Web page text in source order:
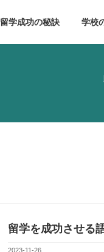
留学成功の秘訣 学校
留学を成功させる
2023-11-26